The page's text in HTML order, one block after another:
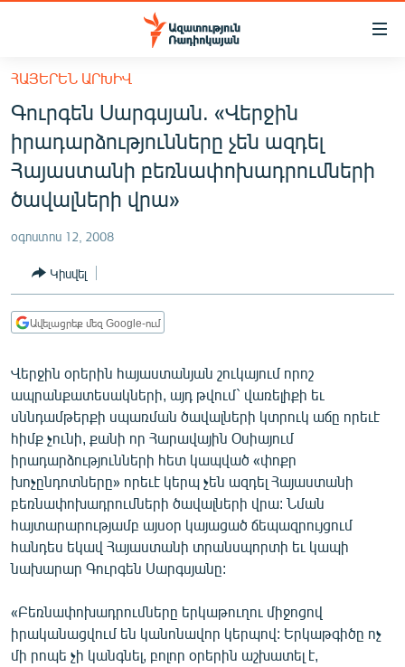
Մատչելիության
հիմնական
բովանդակությանը
Անցնել
հիմնական
մենյուին
Որոնում
ՀԱՅԱՍՏԱՆ
ՔԱՂԱՔԱԿԱՆ
ԸՆՏՐՈՒԹՅՈՒՆՆԵՐ 2026
ՏՆՏԵՍՈՒԹՅՈՒՆ
ՂԱՐԱԲԱՂ
ՏԱՐԱԾԱՇՐՋԱՆ
ՄԻՋԱԶԳԱՅԻՆ
ՄՇԱԿՈՒՅԹ
ՍՊՈՐՏ
ՄԵԿՆԱԲԱՆՈՒԹՅՈՒՆ
ՏՏ ԵՒ ԻՆՏԵՐՆԵՏ
ԿՈՐՈՆԱՎԻՐՈՒՍ
ԱՐԽԻՎ
ՏԵՍԱՆՅՈՒԹԵՐ
ՀԱՅԵՐԵՆ ԱՐԽԻՎ
Գուրգեն Սարգսյան. «Վերջին
իրադարձությունները չեն ազդել
Հայաստանի բեռնափոխադրումների
ծավալների վրա»
օգոստոս 12, 2008
Կիսվել
Ավելացրեք մեզ Google-ում
Վերջին օրերին հայաստանյան շուկայում որոշ
ապրանքատեսակների, այդ թվում` վառելիքի եւ
սննդամթերքի սպառման ծավալների կտրուկ աճը որեւէ
հիմք չունի, քանի որ Հարավային Օսիայում
իրադարձությունների հետ կապված «փոքր
խոչընդոտները» որեւէ կերպ չեն ազդել Հայաստանի
բեռնափոխադրումների ծավալների վրա: Նման
հայտարարությամբ այսօր կայացած ճեպազրույցում
հանդես եկավ Հայաստանի տրանսպորտի եւ կապի
նախարար Գուրգեն Սարգսյանը:
«Բեռնափոխադրումները երկաթուղու միջոցով
իրականացվում են կանոնավոր կերպով: Երկաթգիծը ոչ
մի րոպե չի կանգնել, բոլոր օրերին աշխատել է,